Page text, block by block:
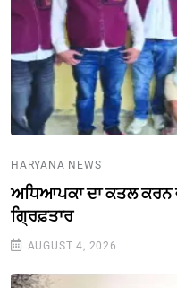
HARYANA NEWS
ਅਧਿਆਪਕਾ ਦਾ ਕਤਲ ਕਰਨ
ਗ੍ਰਿਫ਼ਤਾਰ
AUGUST 4, 2026